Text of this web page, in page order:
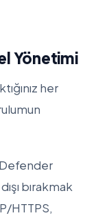
Yönetimi
her
bırakmak
HTTPS,